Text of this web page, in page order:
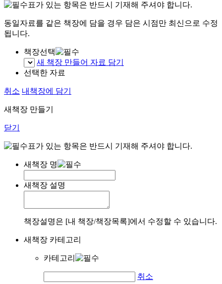
표가 있는 항목은 반드시 기재해 주셔야 합니다.
동일자료를 같은 책장에 담을 경우 담은 시점만 최신으로 수정
됩니다.
책장선택
새 책장 만들어 자료 담기
선택한 자료
취소 내책장에 담기
새책장 만들기
닫기
표가 있는 항목은 반드시 기재해 주셔야 합니다.
새책장 명
새책장 설명
책장설명은 [내 책장/책장목록]에서 수정할 수 있습니다.
새책장 카테고리
카테고리
취소